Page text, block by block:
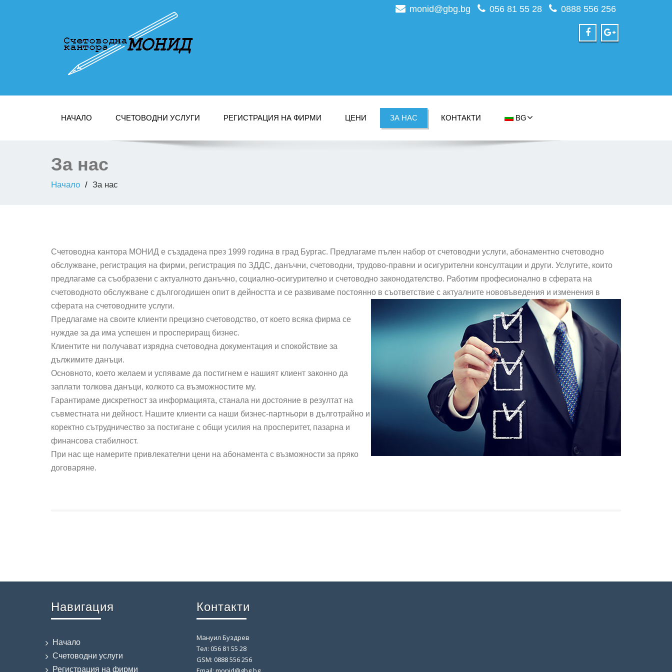
monid@gbg.bg 056 81 55 28 0888 556 256
НАЧАЛО СЧЕТОВОДНИ УСЛУГИ РЕГИСТРАЦИЯ НА ФИРМИ ЦЕНИ ЗА НАС КОНТАКТИ BG
За нас
Начало За нас
Счетоводна кантора МОНИД е създадена през 1999 година в град Бургас. Предлагаме пълен набор от счетоводни услуги, абонаментно счетоводно
обслужване, регистрация на фирми, регистрация по ЗДДС, данъчни, счетоводни, трудово-правни и осигурителни консултации и други. Услугите, които
предлагаме са съобразени с актуалното данъчно, социално-осигурително и счетоводно законодателство. Работим професионално в сферата на
счетоводното обслужване с дългогодишен опит в дейността и се развиваме постоянно в съответствие с актуалните нововъведения и изменения в
сферата на счетоводните услуги.
Предлагаме на своите клиенти прецизно счетоводство, от което всяка фирма се
нуждае за да има успешен и проспериращ бизнес.
Клиентите ни получават изрядна счетоводна документация и спокойствие за
дължимите данъци.
Основното, което желаем и успяваме да постигнем е нашият клиент законно да
заплати толкова данъци, колкото са възможностите му.
Гарантираме дискретност за информацията, станала ни достояние в резултат на
съвместната ни дейност. Нашите клиенти са наши бизнес-партньори в дълготрайно и
коректно сътрудничество за постигане с общи усилия на просперитет, пазарна и
финансова стабилност.
При нас ще намерите привлекателни цени на абонамента с възможности за пряко
договаряне.
Навигация
Начало
Счетоводни услуги
Регистрация на фирми
Контакти
Мануил Буздрев
Тел: 056 81 55 28
GSM: 0888 556 256